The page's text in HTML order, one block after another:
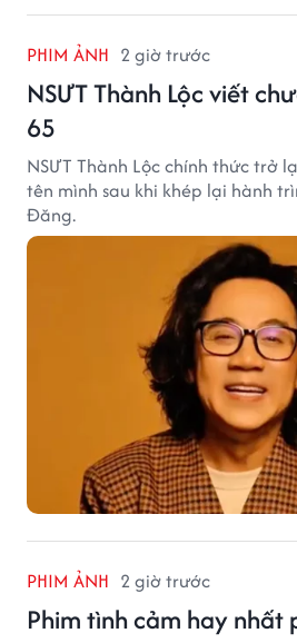
PHIM ẢNH 2 giờ trước
NSƯT Thành Lộc viết
65
NSƯT Thành Lộc chính thức trở
tên mình sau khi khép lại hành
Đăng.
PHIM ẢNH 2 giờ trước
Phim tình cảm hay nhất